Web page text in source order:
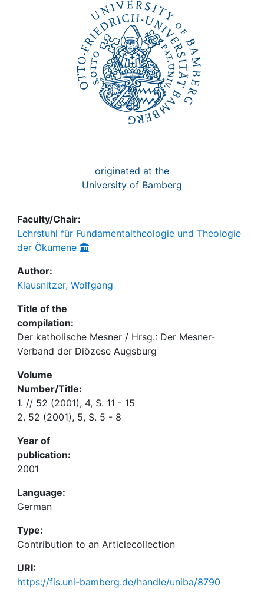
originated at the
University of Bamberg
Faculty/Chair:
Lehrstuhl für Fundamentaltheologie und Theologie
der Ökumene
Author:
Klausnitzer, Wolfgang
Title of the
compilation:
Der katholische Mesner / Hrsg.: Der Mesner-
Verband der Diözese Augsburg
Volume
Number/Title:
1. // 52 (2001), 4, S. 11 - 15
2. 52 (2001), 5, S. 5 - 8
Year of
publication:
2001
Language:
German
Type:
Contribution to an Articlecollection
URI:
https://fis.uni-bamberg.de/handle/uniba/8790